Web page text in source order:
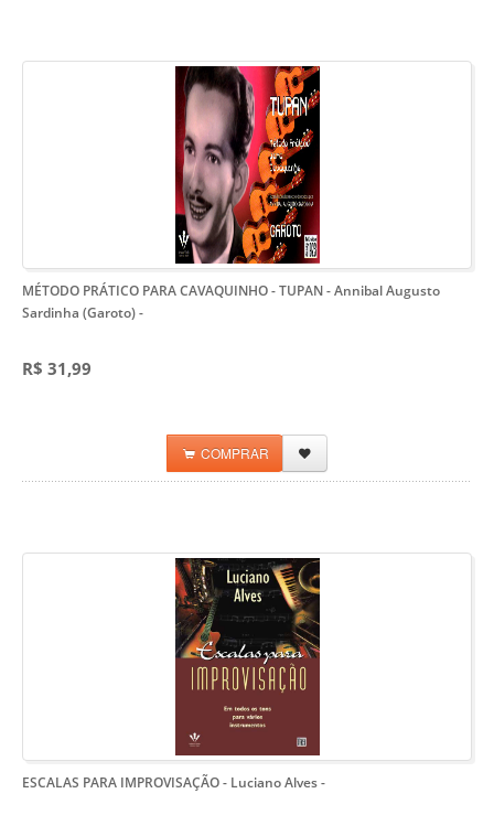
MÉTODO PRÁTICO PARA CAVAQUINHO - TUPAN - Annibal Augusto
Sardinha (Garoto)-
R$ 31,99
COMPRAR
ESCALAS PARA IMPROVISAÇÃO - Luciano Alves-